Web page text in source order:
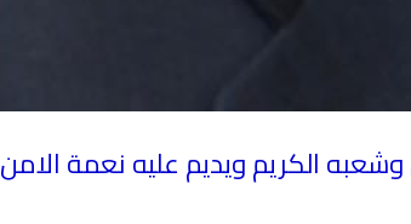
وشعبه الكريم ويديم عليه نعمة الامن
غزة